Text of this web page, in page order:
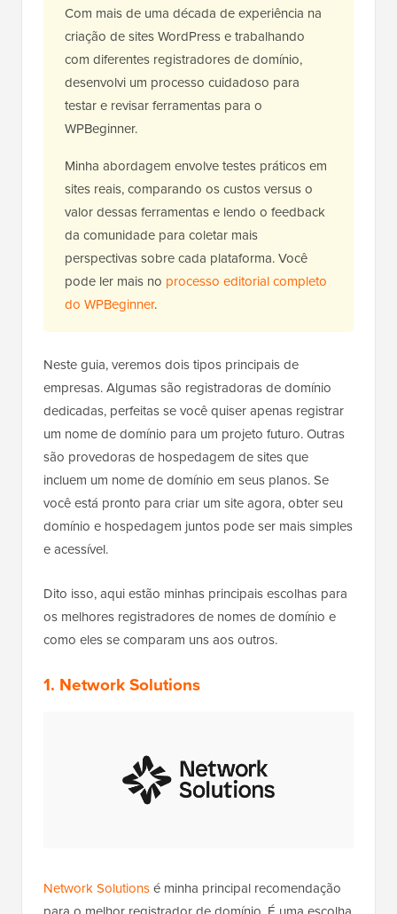
Com mais de uma década de experiência na
criação de sites WordPress e trabalhando
com diferentes registradores de domínio,
desenvolvi um processo cuidadoso para
testar e revisar ferramentas para o
WPBeginner.
Minha abordagem envolve testes práticos em
sites reais, comparando os custos versus o
valor dessas ferramentas e lendo o feedback
da comunidade para coletar mais
perspectivas sobre cada plataforma. Você
pode ler mais no processo editorial completo
do WPBeginner.
Neste guia, veremos dois tipos principais de
empresas. Algumas são registradoras de domínio
dedicadas, perfeitas se você quiser apenas registrar
um nome de domínio para um projeto futuro. Outras
são provedoras de hospedagem de sites que
incluem um nome de domínio em seus planos. Se
você está pronto para criar um site agora, obter seu
domínio e hospedagem juntos pode ser mais simples
e acessível.
Dito isso, aqui estão minhas principais escolhas para
os melhores registradores de nomes de domínio e
como eles se comparam uns aos outros.
1. Network Solutions
Network Solutionsé minha principal recomendação